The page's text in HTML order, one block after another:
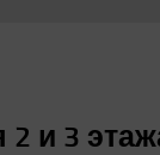
и 3